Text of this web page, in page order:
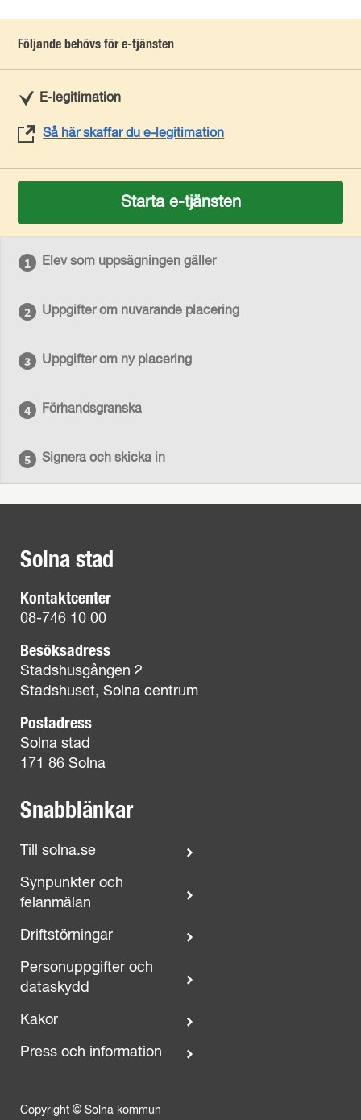
Följande behövs för e-tjänsten
E-legitimation
Så här skaffar du e-legitimation
Starta e-tjänsten
Elev som uppsägningen gäller
Uppgifter om nuvarande placering
Uppgifter om ny placering
Förhandsgranska
Signera och skicka in
Solna stad
Kontaktcenter
08-746 10 00
Besöksadress
Stadshusgången 2
Stadshuset, Solna centrum
Postadress
Solna stad
171 86 Solna
Snabblänkar
Till solna.se
Synpunkter och
felanmälan
Driftstörningar
Personuppgifter och
dataskydd
Kakor
Press och information
Copyright © Solna kommun